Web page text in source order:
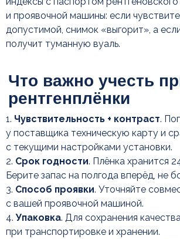
и проявочной машины: если
допустимой, снимок «выгорит», а
получит туманную вуаль.
1. Чувствительность + контраст.
у поставщика техническую карту и
с текущими настройками установки.
2. Срок годности. Плёнка хранится
Берите запас на полгода вперёд, не
3. Способ проявки. Уточняйте
с вашей проявочной машиной.
4.Упаковка. Для сохранения
при транспортировке и хранении.
Заказать рентгенпленку
от компании «МедРентген»:
ассортимент, доставка,
поддержка